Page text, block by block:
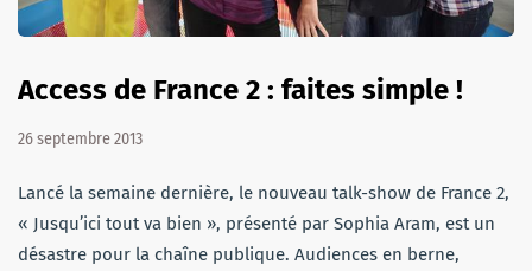
Access de France 2 : faites simple !
26 septembre 2013
Lancé la semaine dernière, le nouveau talk-show de France 2,
« Jusqu’ici tout va bien », présenté par Sophia Aram, est un
désastre pour la chaîne publique. Audiences en berne,